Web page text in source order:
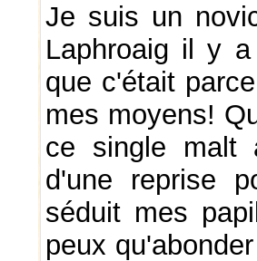
Je suis un
Laphroaig il y
que c'était
mes moyens!
ce single malt
d'une reprise
séduit mes
peux